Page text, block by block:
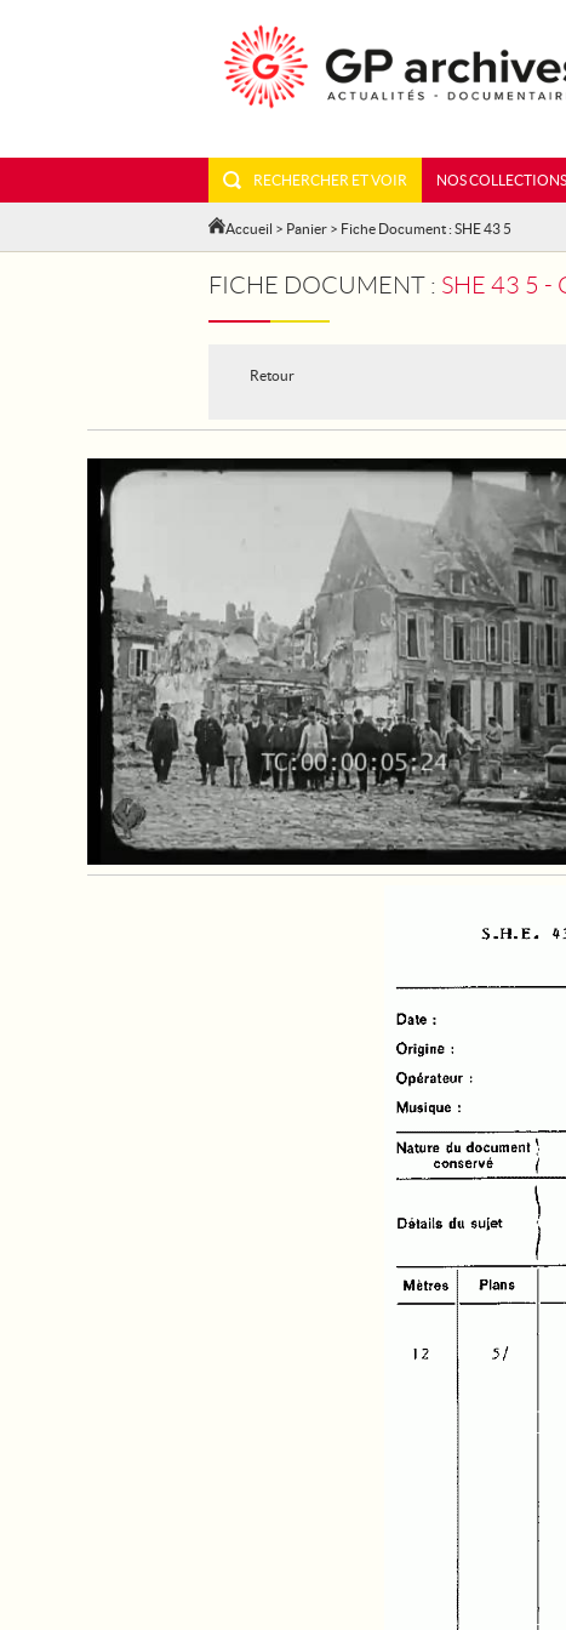
RECHERCHER ET VOIR NOS COLLECTIONS
Accueil > Panier > Fiche Document : SHE 43 5
FICHE DOCUMENT : SHE 43 5 -
Retour